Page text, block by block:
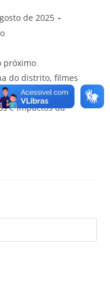
de 2025
próximo
do distrito, filmes
A proposta
e impactos da